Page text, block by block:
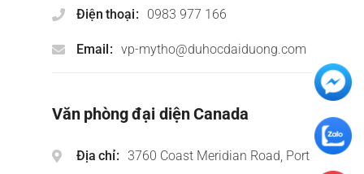
Điện thoại
0983 977 166
Email vp-mytho@duhocdaiduong.com
Văn phòng đại diện Canada
Địa chỉ 3760 Coast Meridian Road, Port